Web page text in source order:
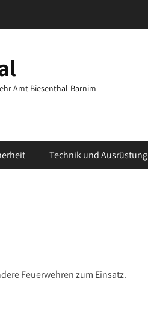
Amt Biesenthal-Barnim
Technik und Ausrüstung
Feuerwehren zum Einsatz.